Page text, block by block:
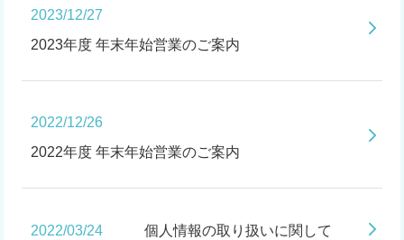
2023/12/27
2023年度 年末年始営業のご案内
2022/12/26
2022年度 年末年始営業のご案内
2022/03/24 個人情報の取り扱いに関して